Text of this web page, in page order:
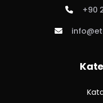
+90